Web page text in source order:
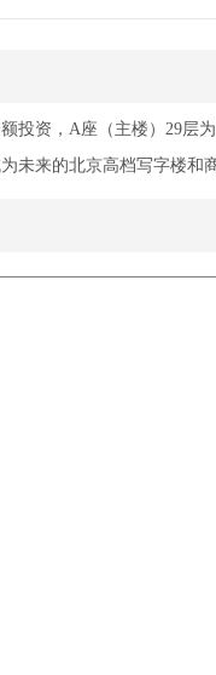
投资，A座（主楼）29层
未来的北京高档写字楼和